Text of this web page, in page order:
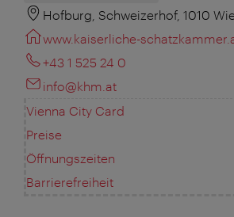
Hofburg, Schweizerhof, 1010
www.kaiserliche-
+43 1 525 24 0
info@khm.at
Vienna City Card
Preise
Öffnungszeiten
Barrierefreiheit